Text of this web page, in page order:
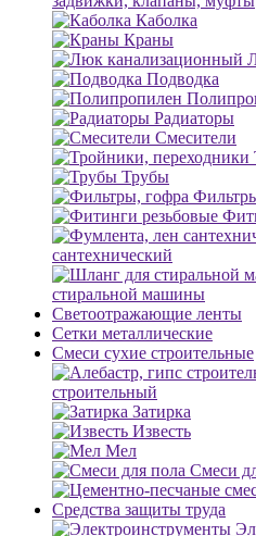
Каболка
Краны
Подводка
Радиаторы
Смесители
Трубы
сантехнический
стиральной машины
Светоотражающие ленты
Сетки металлические
Смеси сухие строительные
строительный
Затирка
Известь
Мел
Смеси
Средства защиты труда